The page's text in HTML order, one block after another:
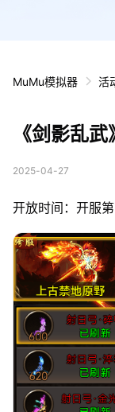
MuMu模拟器 活
《剑影乱
2025-04-27
开放时间：开服